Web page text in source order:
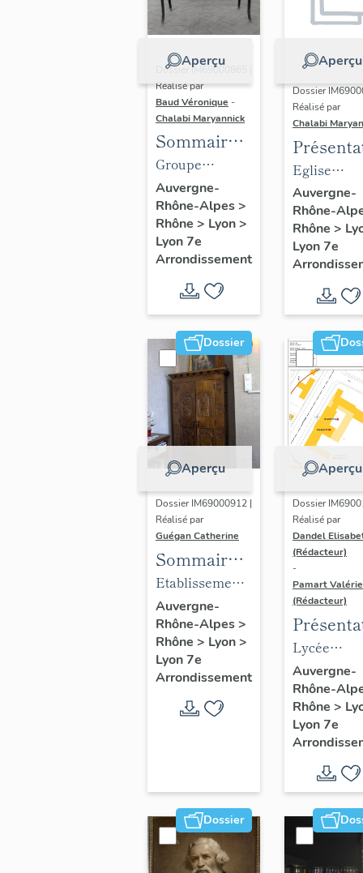
Aperçu
Dossier IM69000865 |
Réalisé par
Baud Véronique -
Chalabi Maryannick
Sommaire
objets
mobiliers
du groupe
scolaire
Gilbert-Dru
Groupe
scolaire
Gilbert-Dru
Auvergne-
Rhône-Alpes>
Rhône > Lyon>
Lyon 7e
Arrondissement
Aperçu
Dossier
Réalisé par
Chalabi
du
de
Notre-
Saint-
Eglise
paroissiale
Notre-
Saint-Louis
Auvergne-
Rhône-
Rhône >
Lyon 7e
Dossier
Aperçu
Dossier IM69000912 |
Réalisé par
Guégan Catherine
Sommaire
objets
mobiliers :
Mobilier du
foyer
arménien
de jeunes
filles Saint-
Etablissement
médical
Clinique
gynécologique
et
d'accouchement
du docteur
de jeunes filles
Saint-Grégoire
Auvergne-
Rhône-Alpes>
Rhône > Lyon>
Lyon 7e
Arrondissement
Aperçu
Dossier
Réalisé par
Dandel
(Rédacteur)
-
Pamart Valérie
(Rédacteur)
des 1%
Lycée
Louise
Lycée
Louise
Auvergne-
Rhône-
Rhône >
Lyon 7e
Dossier